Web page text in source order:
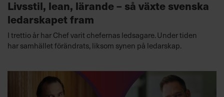
Livsstil, lean, lärande – så växte svenska
ledarskapet fram
I trettio år har Chef varit chefernas ledsagare. Under tiden
har samhället förändrats, liksom synen på ledarskap.